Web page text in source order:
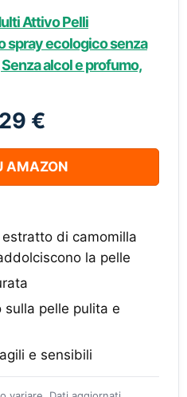
Attivo Pelli
spray ecologico senza
alcol e profumo,
€
AMAZON
di camomilla
la pelle
pelle pulita e
e sensibili